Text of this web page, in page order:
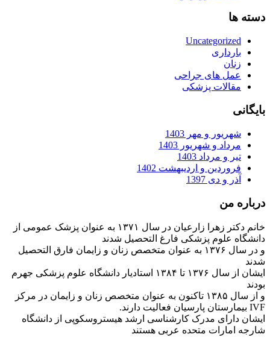
دسته ها
Uncategorized
بارداری
زنان
عمل های جراحی
مقالات پزشکی
بایگانی
شهریور و مهر 1403
مرداد و شهریور 1403
تیر و مرداد 1403
فروردین و اردیبهشت 1402
آذر و دی 1397
درباره من
خانم دکتر زهرا زارعیان در سال ۱۳۷۱ به عنوان پزشک عمومی از
دانشگاه علوم پزشکی فارغ التحصیل شدند
و در سال ۱۳۷۶ به عنوان متخصص زنان و زایمان فارق التحصیل
شدند
ایشان از سال ۱۳۷۶ تا ۱۳۸۴ استادیار دانشگاه علوم پزشکی جهرم
بودند
و از سال ۱۳۸۵ تاکنون به عنوان متخصص زنان و زایمان در مرکز
IVF بیمارستان پارسیان فعالیت دارند.
ایشان دارای مدرک کارشناسی ارشد هیستروسکوپی از دانشگاه
شارجه امارات متحده عربی هستند